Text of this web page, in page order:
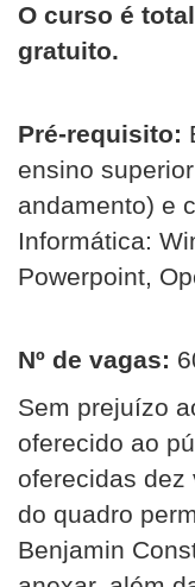
O curso é
gratuito.
Pré-requisito:
ensino
andamento) e
Informática:
Powerpoint,
Nº de vagas:
Sem prejuízo
oferecido ao
oferecidas dez
do quadro
Benjamin